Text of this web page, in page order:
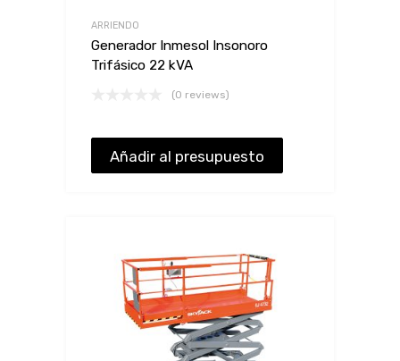
ARRIENDO
Generador Inmesol Insonoro
Trifásico 22 kVA
(0 reviews)
Añadir al presupuesto